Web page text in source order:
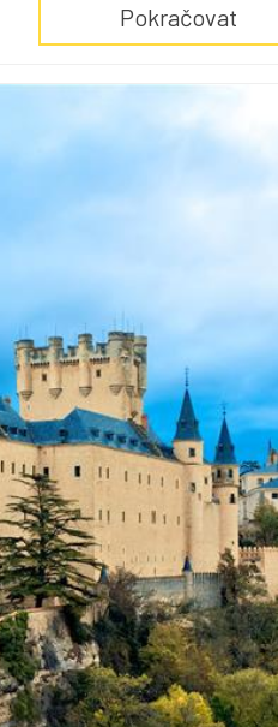
Pokračovat